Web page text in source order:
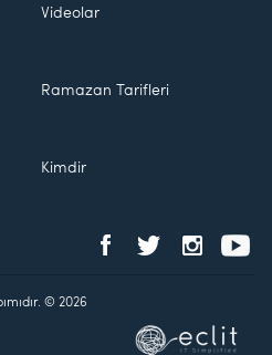
Videolar
Ramazan Tarifleri
Kimdir
© 2026